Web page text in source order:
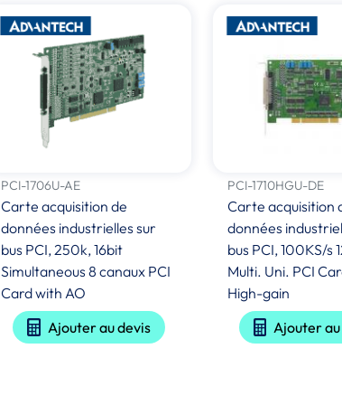
PCI-1706U-AE
Carte acquisition de
données industrielles sur
bus PCI, 250k, 16bit
Simultaneous 8 canaux PCI
Card with AO
Ajouter au devis
PCI-1710HGU-DE
Carte acquisition
données
bus PCI, 100KS/s
Multi. Uni. PCI
High-gain
Ajouter